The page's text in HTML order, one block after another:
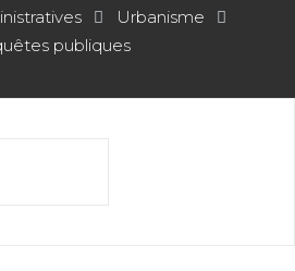
Urbanisme
publiques